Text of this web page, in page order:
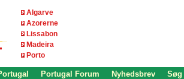
Algarve
Azorerne
Lissabon
Madeira
Porto
Portugal Forum Nyhedsbrev Søg